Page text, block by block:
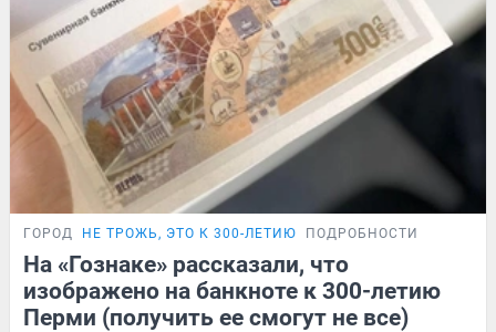
ГОРОД НЕ ТРОЖЬ, ЭТО К 300-ЛЕТИЮ ПОДРОБНОСТИ
На «Гознаке» рассказали, что
изображено на банкноте к 300-летию
Перми (получить ее смогут не все)